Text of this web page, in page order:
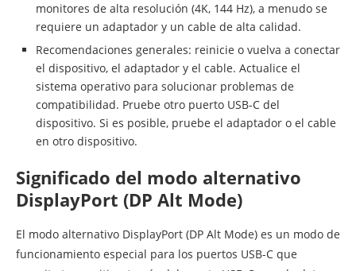
monitores de alta resolución (4K, 144 Hz), a menudo se
requiere un adaptador y un cable de alta calidad.
Recomendaciones generales: reinicie o vuelva a conectar
el dispositivo, el adaptador y el cable. Actualice el
sistema operativo para solucionar problemas de
compatibilidad. Pruebe otro puerto USB-C del
dispositivo. Si es posible, pruebe el adaptador o el cable
en otro dispositivo.
Significado del modo alternativo
DisplayPort (DP Alt Mode)
El modo alternativo DisplayPort (DP Alt Mode) es un modo de
funcionamiento especial para los puertos USB-C que